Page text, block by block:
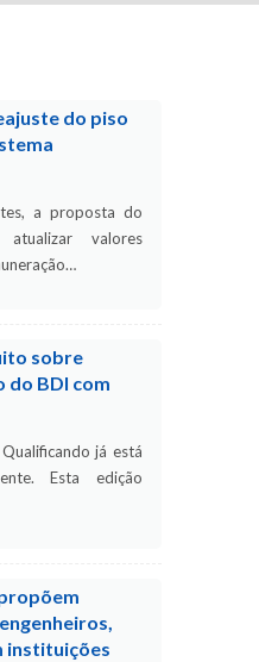
do piso
a proposta do
valores
sobre
do BDI com
já está
Esta edição
instituições